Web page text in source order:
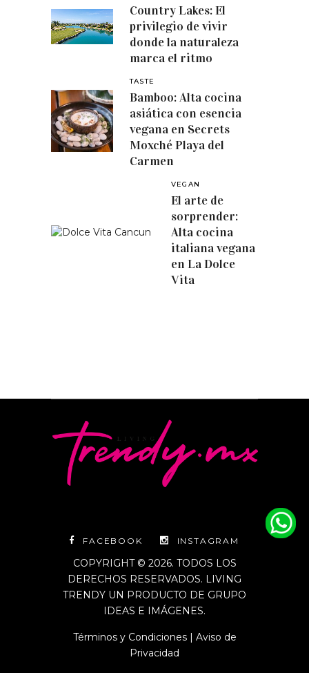
Country Lakes: El
privilegio de vivir
donde la naturaleza
marca el ritmo
TASTE
Bamboo: Alta cocina
asiática con esencia
vegana en Secrets
Moxché Playa del
Carmen
VEGAN
El arte de
sorprender:
Alta cocina
italiana vegana
en La Dolce
Vita
FACEBOOK INSTAGRAM
COPYRIGHT © 2026. TODOS LOS
DERECHOS RESERVADOS. LIVING
TRENDY UN PRODUCTO DE GRUPO
IDEAS E IMÁGENES.
Términos y Condiciones| Aviso de
Privacidad